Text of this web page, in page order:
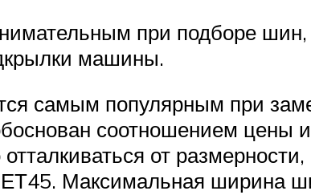
при подборе
машины.
самым популярным при
соотношением цены
от
Максимальная ширина